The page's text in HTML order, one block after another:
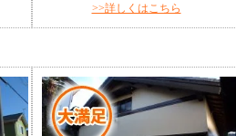
>>詳しくはこちら